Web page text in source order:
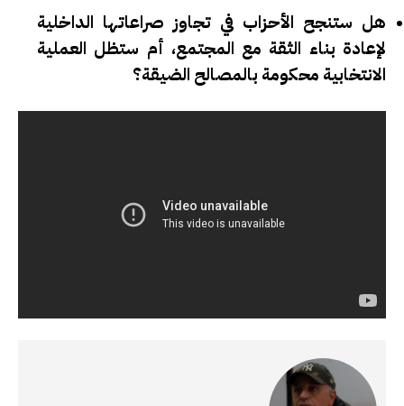
هل ستنجح الأحزاب في تجاوز صراعاتها الداخلية
لإعادة بناء الثقة مع المجتمع، أم ستظل العملية
الانتخابية محكومة بالمصالح الضيقة؟